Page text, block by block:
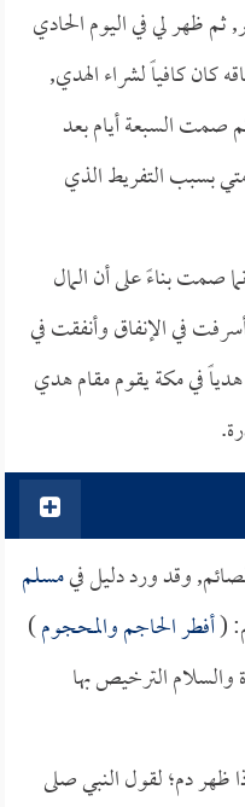
ثم ظهر لي في اليوم الحادي
كان كافياً لشراء الهدي,
السبعة أيام بعد
بسبب التفريط الذي
صمت بناءً على أن المال
في الإنفاق وأنفقت في
في مكة يقوم مقام هدي
وقد ورد دليل فيمسلم
(أفطر الحاجم والمحجوم)
والسلام الترخيص بها
ظهر دم؛ لقول النبي صلى